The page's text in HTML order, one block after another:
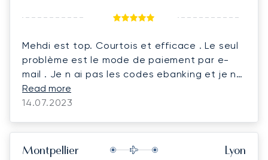
Mehdi est top. Courtois et efficace . Le seul
problème est le mode de paiement par e-
mail . Je n ai pas les codes ebanking et je ne
sais pas manipuler tous ces trucs de manière
générale . Pourquoi ne pouvons nous pas
efficace Pourquoi ?
Read more
14.07.2023
Montpellier Lyon